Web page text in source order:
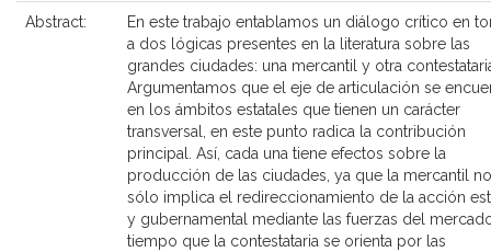
Abstract:
En este trabajo entablamos un diálogo crítico en
a dos lógicas presentes en la literatura sobre las
grandes ciudades: una mercantil y otra
Argumentamos que el eje de articulación se
en los ámbitos estatales que tienen un carácter
transversal, en este punto radica la contribución
principal. Así, cada una tiene efectos sobre la
producción de las ciudades, ya que la mercantil no
sólo implica el redireccionamiento de la acción
y gubernamental mediante las fuerzas del
tiempo que la contestataria se orienta por las